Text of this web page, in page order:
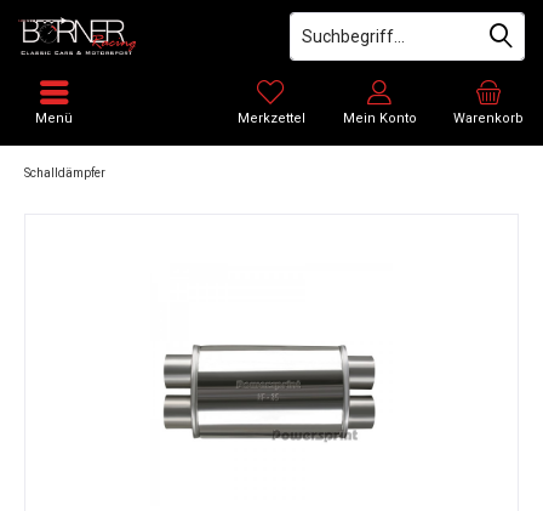
Warenkorb
Merkzettel Mein Konto
Menü
Schalldämpfer